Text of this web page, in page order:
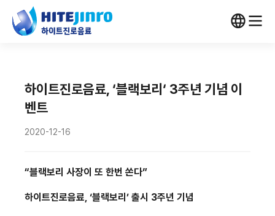
하이트진로음료, ‘블랙보리‘ 3주년 기념 이
벤트
2020-12-16
“블랙보리 사장이 또 한번 쏜다”
하이트진로음료, ‘블랙보리’ 출시 3주년 기념